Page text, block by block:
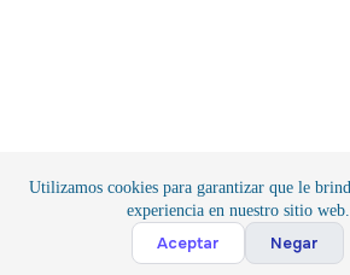
Utilizamos cookies para garantizar que le
experiencia en nuestro sitio web.
Aceptar Negar